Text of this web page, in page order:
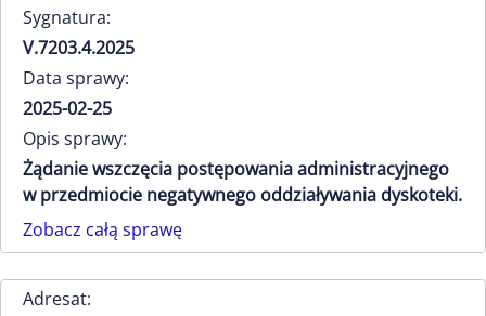
Sygnatura:
V.7203.4.2025
Data sprawy:
2025-02-25
Opis sprawy:
Żądanie wszczęcia postępowania administracyjnego
w przedmiocie negatywnego oddziaływania dyskoteki.
Zobacz całą sprawę
Adresat: